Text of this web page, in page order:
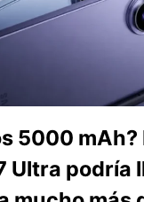
5000 mAh?
Ultra podría